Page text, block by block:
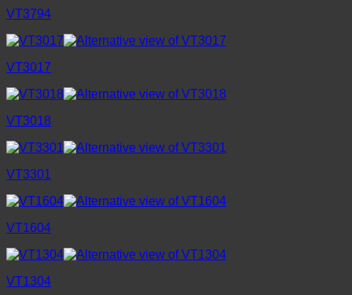
VT3794
VT3017
VT3018
VT3301
VT1604
VT1304